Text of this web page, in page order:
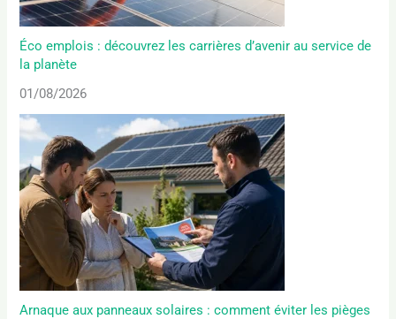
Éco emplois : découvrez les carrières d’avenir au service de
la planète
01/08/2026
Arnaque aux panneaux solaires : comment éviter les pièges